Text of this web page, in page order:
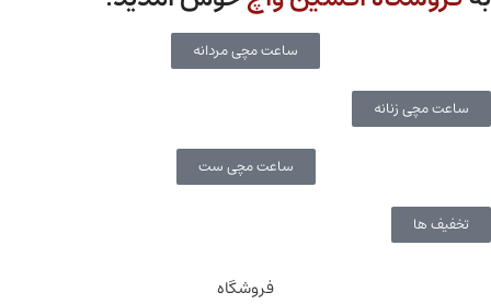
ساعت مچی مردانه
ساعت مچی زنانه
ساعت مچی ست
تخفیف ها
فروشگاه